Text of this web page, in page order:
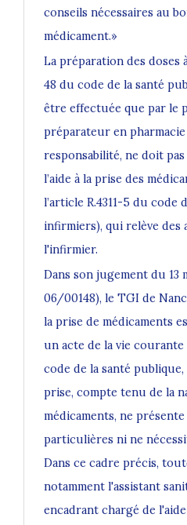
conseils nécessaires au
médicament.»
La préparation des doses
48 du code de la santé
être effectuée que par le
préparateur en pharmacie
responsabilité, ne doit
l’aide à la prise des
l’article R.4311-5 du code
infirmiers), qui relève
l'infirmier.
Dans son jugement du 13
06/00148), le TGI de
la prise de médicaments
un acte de la vie
code de la santé
prise, compte tenu de la
médicaments, ne
particulières ni ne
Dans ce cadre précis,
notamment l'assistant
encadrant chargé de